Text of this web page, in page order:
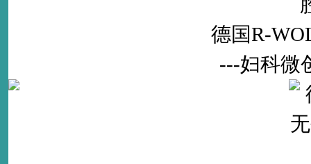
德国R-
---妇科微